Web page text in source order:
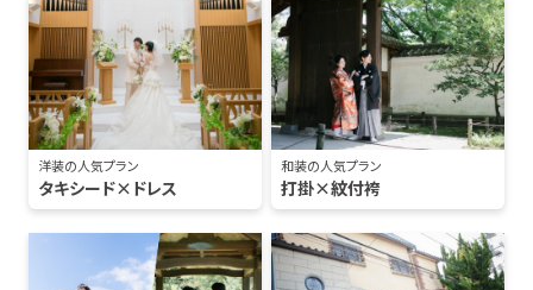
洋装の人気プラン
タキシード×ドレス
和装の人気プラン
打掛×紋付袴